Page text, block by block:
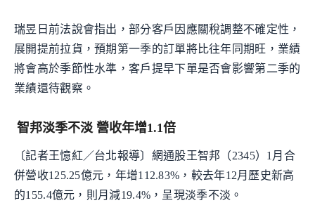
瑞昱日前法說會指出，部分客戶因應關稅調整不確定性，
展開提前拉貨，預期第一季的訂單將比往年同期旺，業績
將會高於季節性水準，客戶提早下單是否會影響第二季的
業績還待觀察。
智邦淡季不淡 營收年增1.1倍
〔記者王憶紅／台北報導〕網通股王智邦（2345）1月合
併營收125.25億元，年增112.83%，較去年12月歷史新高
的155.4億元，則月減19.4%，呈現淡季不淡。